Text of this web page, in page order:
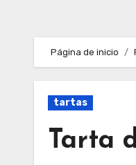
Página de inicio
tartas
Tarta